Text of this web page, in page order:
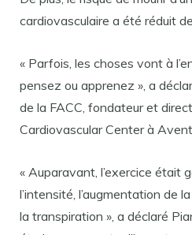
cardiovasculaire a été réduit
« Parfois, les choses vont à
pensez ou apprenez », a
de la FACC, fondateur et
Cardiovascular Center à
« Auparavant, l’exercice était
l’intensité, l’augmentation de
la transpiration », a déclaré